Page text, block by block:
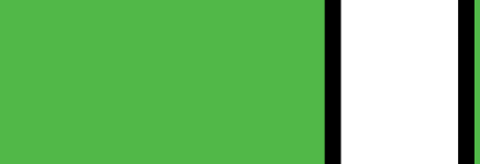
Armor Kortholder Cover - Grøn
bedømt.